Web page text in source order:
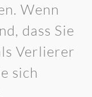
Wenn
dass Sie
Verlierer
sich